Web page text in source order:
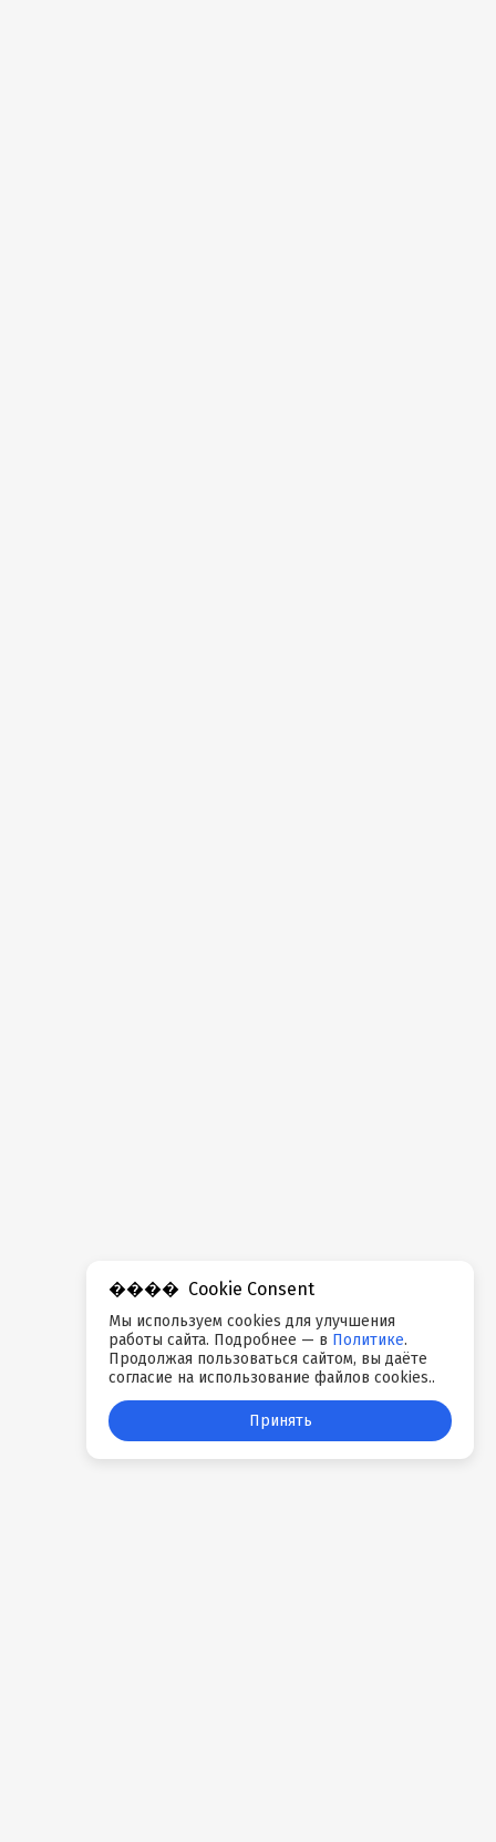
Cookie Consent
Мы используем cookies для улучшения
работы сайта. Подробнее — в Политике.
Продолжая пользоваться сайтом, вы даёте
согласие на использование файлов cookies..
Принять